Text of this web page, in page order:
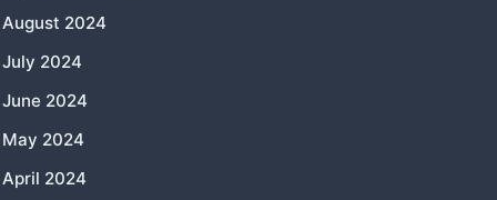
August 2024
July 2024
June 2024
May 2024
April 2024